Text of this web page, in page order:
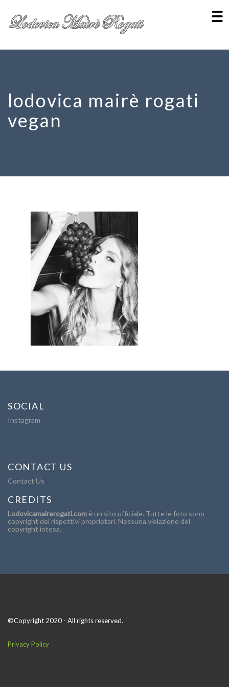
lodovica mairè rogati
vegan
SOCIAL
Instagram
CONTACT US
Contact Us
CREDITS
Lodovicamairerogati.com è un sito ufficiale. Tutte le foto sono
copyright dei rispettivi proprietari. Nessuna violazione del
copyright intesa.
©Copyright 2020 - All rights reserved.
Privacy Policy